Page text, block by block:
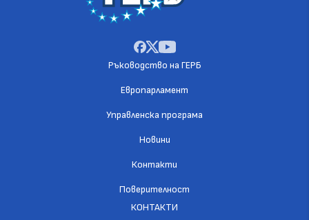
Ръководство на ГЕРБ
Европарламент
Управленска програма
Новини
Контакти
Поверителност
КОНТАКТИ